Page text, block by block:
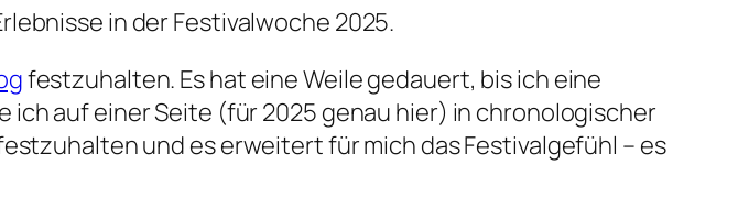
in der Festivalwoche 2025.
festzuhalten. Es hat eine Weile gedauert, bis ich eine
ich auf einer Seite (für 2025 genau hier) in chronologischer
und es erweitert für mich das Festivalgefühl – es